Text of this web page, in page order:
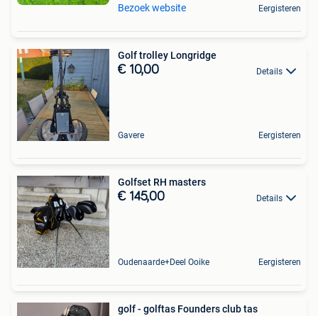
Bezoek website Eergisteren
Golf trolley Longridge
€ 10,00 Details
Gavere Eergisteren
Golfset RH masters
€ 145,00 Details
Oudenaarde+Deel Ooike Eergisteren
golf - golftas Founders club tas